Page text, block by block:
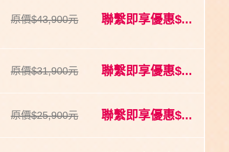
原價$43,900元 聯繫即享優惠$...
原價$31,900元 聯繫即享優惠$...
原價$25,900元 聯繫即享優惠$...